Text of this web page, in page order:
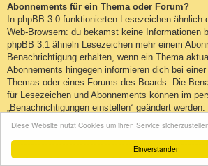
Einverstanden
Diese Website nutzt Cookies um ihren Service
Abonnements für ein Thema oder Forum?
In phpBB 3.0 funktionierten Lesezeichen ähnlich
Web-Browsern: du bekamst keine Informationen
phpBB 3.1 ähneln Lesezeichen mehr einem
Benachrichtigung erhalten, wenn ein Thema
Abonnements hingegen informieren dich bei
Themas oder eines Forums des Boards. Die
für Lesezeichen und Abonnements können im
„Benachrichtigungen einstellen“ geändert werden.
Nach oben
Wie kann ich ein Lesezeichen auf ein Thema